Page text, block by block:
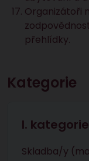
Organizátoři
přehlídky.
Kategorie
I.
Skladba/y